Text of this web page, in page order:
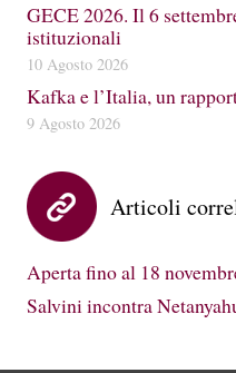
GECE 2026. Il 6
istituzionali
10 Agosto 2026
Kafka e l’Italia, un
9 Agosto 2026
Articoli
Aperta fino al 18
Salvini incontra